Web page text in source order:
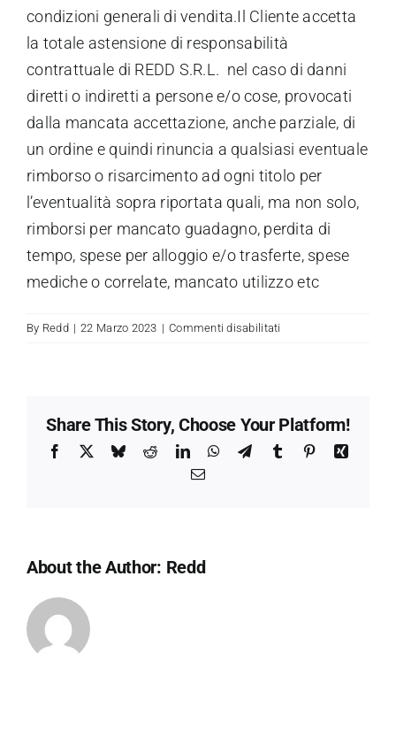
condizioni generali di vendita.Il Cliente accetta
la totale astensione di responsabilità
contrattuale di REDD S.R.L. nel caso di danni
diretti o indiretti a persone e/o cose, provocati
dalla mancata accettazione, anche parziale, di
un ordine e quindi rinuncia a qualsiasi eventuale
rimborso o risarcimento ad ogni titolo per
l’eventualità sopra riportata quali, ma non solo,
rimborsi per mancato guadagno, perdita di
tempo, spese per alloggio e/o trasferte, spese
mediche o correlate, mancato utilizzo etc
By Redd | 22 Marzo 2023 | Commenti disabilitati
di
vendita
Share This Story, Choose Your Platform!
Facebook BlueskyRedditLinkedInWhatsApp
TelegramTumblr PinterestXing
Email
About the Author: Redd